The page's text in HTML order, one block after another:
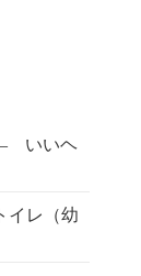
いいヘ
レ（幼